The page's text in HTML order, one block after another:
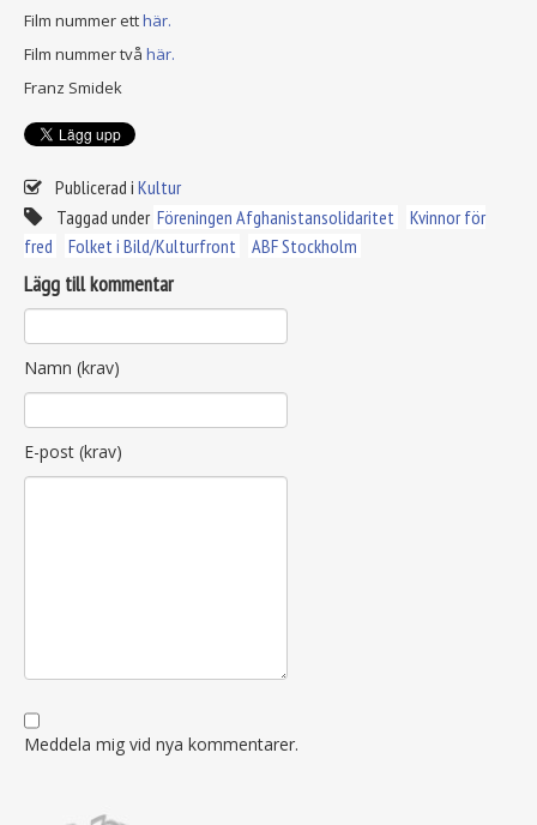
Film nummer etthär.
Film nummer två här.
Franz Smidek
Publicerad i Kultur
Taggad under Föreningen Afghanistansolidaritet
Kvinnor för
fred
Folket i Bild/Kulturfront ABF Stockholm
Lägg till kommentar
Namn (krav)
E-post (krav)
Meddela mig vid nya kommentarer.